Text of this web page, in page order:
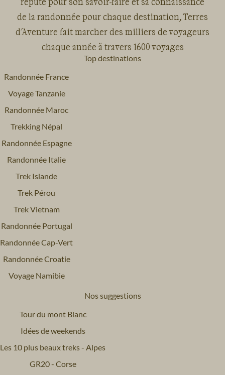
de la randonnée pour chaque destination, Terres
d'Aventure fait marcher des milliers de voyageurs
chaque année à travers 1600 voyages
Top destinations
Randonnée France
Voyage Tanzanie
Randonnée Maroc
Trekking Népal
Randonnée Espagne
Randonnée Italie
Trek Islande
Trek Pérou
Trek Vietnam
Randonnée Portugal
Randonnée Cap-Vert
Randonnée Croatie
Voyage Namibie
Nos suggestions
Tour du mont Blanc
Idées de weekends
Les 10 plus beaux treks - Alpes
GR20 - Corse